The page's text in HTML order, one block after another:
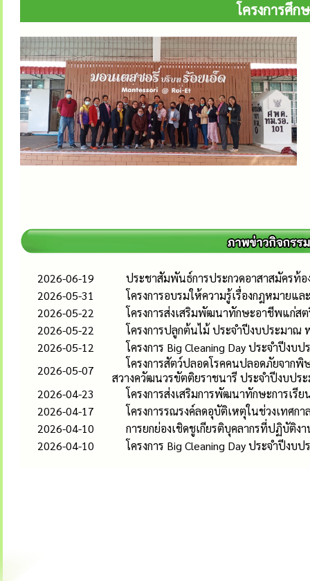
โครงการศึ
2026-06-19
ประชาสัมพันธ์การประกวดอาสาสมัครท้
2026-05-31
โครงการอบรมให้ความรู้เรื่องกฎหมายแ
2026-05-22
โครงการส่งเสริมพัฒนาทักษะอาชีพแก่ส
2026-05-22
โครงการปลูกต้นไม้ ประจำปีงบประมาณ
2026-05-12
โครงการ Big Cleaning Day ประจำปีง
2026-05-07
โครงการสัตว์ปลอดโรคคนปลอดภัยจาก
สวางควัฒนวรขัตติยราชนารี ประจำปีงบปร
2026-04-23
โครงการส่งเสริมการพัฒนาทักษะการเ
2026-04-17
โครงการรณรงค์ลดอุบัติเหตุในช่วงเทศก
2026-04-10
การยกย่องเชิดชูเกียรติบุคลากรที่ปฏิบัติ
2026-04-10
โครงการ Big Cleaning Day ประจำปีง